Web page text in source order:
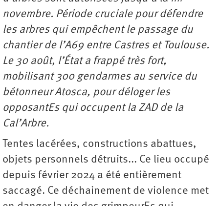
novembre. Période cruciale pour défendre
les arbres qui empêchent le passage du
chantier de l’A69 entre Castres et Toulouse.
Le 30 août, l’État a frappé très fort,
mobilisant 300 gendarmes au service du
bétonneur Atosca, pour déloger les
opposantEs qui occupent la ZAD de la
Cal’Arbre.
Tentes lacérées, constructions abattues,
objets personnels détruits... Ce lieu occupé
depuis février 2024 a été entièrement
saccagé. Ce déchainement de violence met